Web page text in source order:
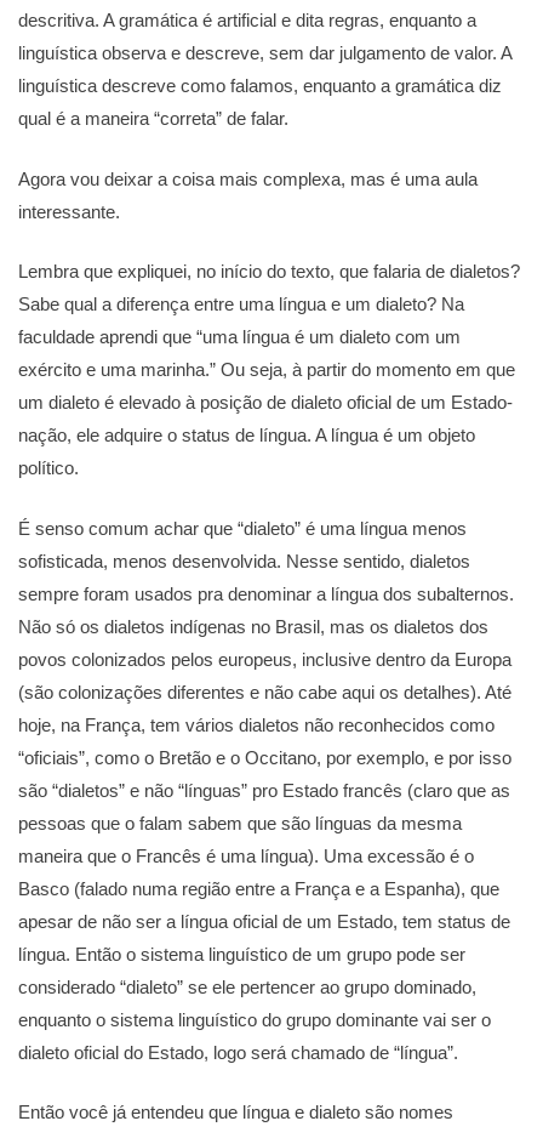
descritiva. A gramática é artificial e dita regras, enquanto a
linguística observa e descreve, sem dar julgamento de valor. A
linguística descreve como falamos, enquanto a gramática diz
qual é a maneira “correta” de falar.
Agora vou deixar a coisa mais complexa, mas é uma aula
interessante.
Lembra que expliquei, no início do texto, que falaria de dialetos?
Sabe qual a diferença entre uma língua e um dialeto? Na
faculdade aprendi que “uma língua é um dialeto com um
exército e uma marinha.” Ou seja, à partir do momento em que
um dialeto é elevado à posição de dialeto oficial de um Estado-
nação, ele adquire o status de língua. A língua é um objeto
político.
É senso comum achar que “dialeto” é uma língua menos
sofisticada, menos desenvolvida. Nesse sentido, dialetos
sempre foram usados pra denominar a língua dos subalternos.
Não só os dialetos indígenas no Brasil, mas os dialetos dos
povos colonizados pelos europeus, inclusive dentro da Europa
(são colonizações diferentes e não cabe aqui os detalhes). Até
hoje, na França, tem vários dialetos não reconhecidos como
“oficiais”, como o Bretão e o Occitano, por exemplo, e por isso
são “dialetos” e não “línguas” pro Estado francês (claro que as
pessoas que o falam sabem que são línguas da mesma
maneira que o Francês é uma língua). Uma excessão é o
Basco (falado numa região entre a França e a Espanha), que
apesar de não ser a língua oficial de um Estado, tem status de
língua. Então o sistema linguístico de um grupo pode ser
considerado “dialeto” se ele pertencer ao grupo dominado,
enquanto o sistema linguístico do grupo dominante vai ser o
dialeto oficial do Estado, logo será chamado de “língua”.
Então você já entendeu que língua e dialeto são nomes